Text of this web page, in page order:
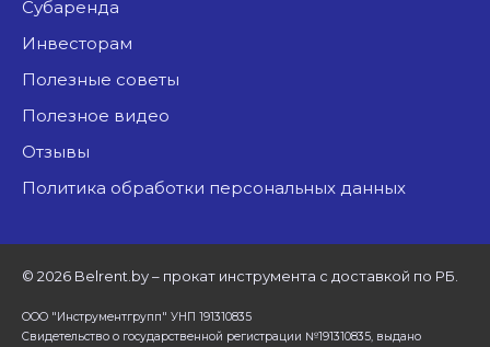
Субаренда
Инвесторам
Полезные советы
Полезное видео
Отзывы
Политика обработки персональных данных
© 2026 Belrent.by – прокат инструмента с доставкой по РБ.
ООО "Инструментгрупп" УНП 191310835
Свидетельство о государственной регистрации №191310835, выдано